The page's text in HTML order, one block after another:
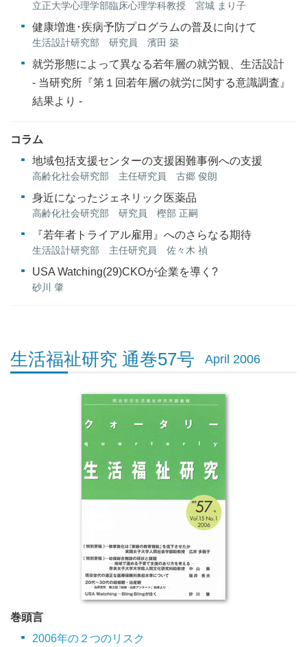
立正大学心理学部臨床心理学科教授 宮城 まり子
健康増進･疾病予防プログラムの普及に向けて
生活設計研究部 研究員 濱田 築
就労形態によって異なる若年層の就労観、生活設計
- 当研究所『第１回若年層の就労に関する意識調査』
結果より -
コラム
地域包括支援センターの支援困難事例への支援
高齢化社会研究部 主任研究員 古郷 俊朗
身近になったジェネリック医薬品
高齢化社会研究部 研究員 樫部 正嗣
『若年者トライアル雇用』へのさらなる期待
生活設計研究部 主任研究員 佐々木 禎
USA Watching(29)CKOが企業を導く?
砂川 肇
生活福祉研究 通巻57号 April 2006
巻頭言
2006年の２つのリスク